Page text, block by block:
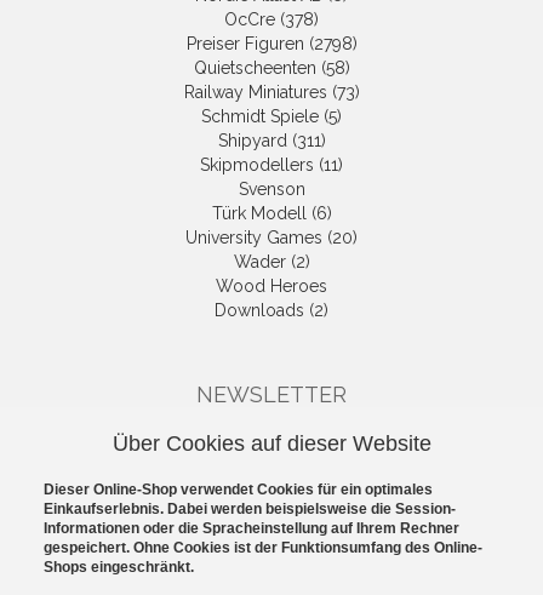
OcCre (378)
Preiser Figuren (2798)
Quietscheenten (58)
Railway Miniatures (73)
Schmidt Spiele (5)
Shipyard (311)
Skipmodellers (11)
Svenson
Türk Modell (6)
University Games (20)
Wader (2)
Wood Heroes
Downloads (2)
NEWSLETTER
besten Angebote per E-Mail, damit
Newsletter
Über Cookies auf dieser Website
Dieser Online-Shop verwendet Cookies für ein optimales
Einkaufserlebnis. Dabei werden beispielsweise die Session-
Informationen oder die Spracheinstellung auf Ihrem Rechner
gespeichert. Ohne Cookies ist der Funktionsumfang des Online-
Shops eingeschränkt.